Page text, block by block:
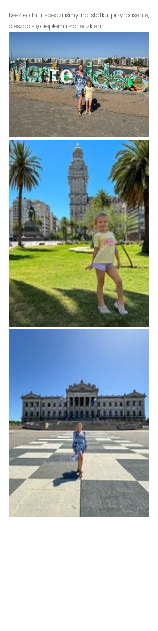
Resztę dnia spędziliśmy na statku przy basenie,
ciesząc się ciepłem i słoneczkiem.